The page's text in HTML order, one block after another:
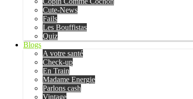
Cute-News
Fails
Les Bouffistas
Quiz
Blogs
A votre santé
Check-up
En Train
Madame Energie
Parlons cash
Vintage